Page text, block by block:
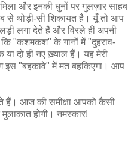
और इनकी धुनों पर गुलज़ार साहब
से थोड़ी-सी शिकायत है। यूँ तो आप
लगा देते हैं और विरले हीं अपनी
कि "कशमकश" के गानों में "दुहराव-
या दो हीं नए ख़्याल हैं। यह मेरी
इस "बहकावे" में मत बहकिएगा। आप
हैं। आज की समीक्षा आपको कैसी
होगी। नमस्कार!